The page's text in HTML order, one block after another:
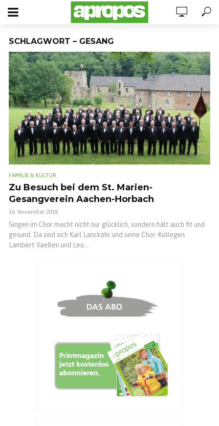
SCHLAGWORT – GESANG
FAMILIE & KULTUR
Zu Besuch bei dem St. Marien-
Gesangverein Aachen-Horbach
16. November 2018
Singen im Chor macht nicht nur glücklich, sondern hält auch fit und
gesund. Da sind sich Karl Lanckohr und seine Chor-Kollegen
Lambert Vaeßen und Leo...